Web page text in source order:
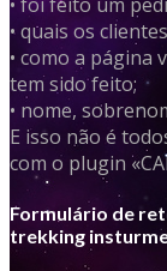
• quais os
• como a página
tem sido feito;
• nome,
E isso não é
com o plugin
Formulário de
trekking